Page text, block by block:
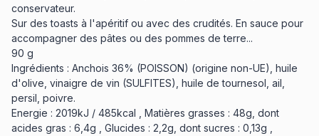
conservateur.
Sur des toasts à l'apéritif ou avec des crudités. En sauce pour
accompagner des pâtes ou des pommes de terre...
90 g
Ingrédients : Anchois 36% (POISSON) (origine non-UE), huile
d'olive, vinaigre de vin (SULFITES), huile de tournesol, ail,
persil, poivre.
Energie : 2019kJ / 485kcal , Matières grasses : 48g, dont
acides gras : 6,4g , Glucides : 2,2g, dont sucres : 0,13g ,